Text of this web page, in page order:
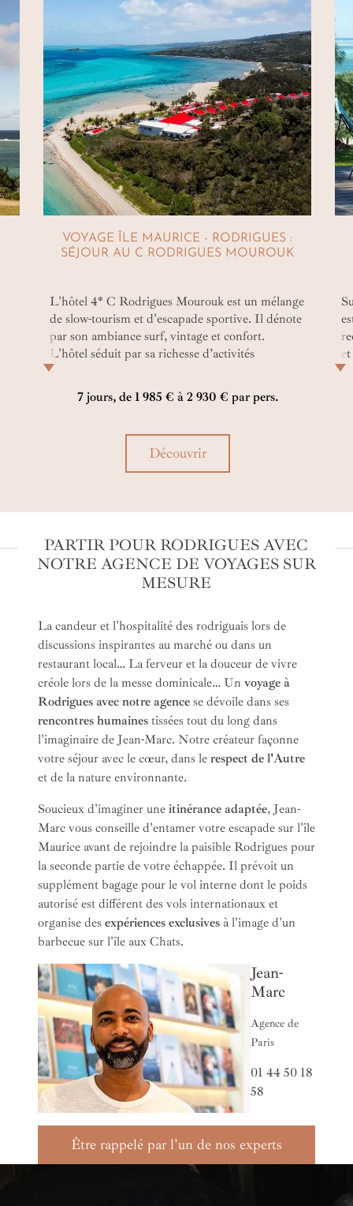
VOYAGE ÎLE MAURICE - RODRIGUES :
SÉJOUR AU C RODRIGUES MOUROUK
L'hôtel 4* C Rodrigues Mourouk est un mélange
de slow-tourism et d'escapade sportive. Il dénote
par son ambiance surf, vintage et confort.
L'hôtel séduit par sa richesse d’activités
nautiques et terrestres. Le kitesurf y est d'ailleurs
roi. L'établissement dispose d'un excellent spot,
mais également d'infrastructures adaptées à tous
l'adresse parfaite pour les passionnés de glisse et
les personnes en quête d'une immersion nature
et sportive dans un cadre à couper le souffle.
7 jours, de 1 985 € à 2 930 € par pers.
Découvrir
PARTIR POUR RODRIGUES AVEC
NOTRE AGENCE DE VOYAGES SUR
MESURE
La candeur et l'hospitalité des rodriguais lors de
discussions inspirantes au marché ou dans un
restaurant local… La ferveur et la douceur de vivre
créole lors de la messe dominicale… Un voyage à
Rodrigues avec notre agence se dévoile dans ses
rencontres humaines tissées tout du long dans
l'imaginaire de Jean-Marc. Notre créateur façonne
votre séjour avec le cœur, dans le respect de l'Autre
et de la nature environnante.
Soucieux d'imaginer une itinérance adaptée, Jean-
Marc vous conseille d'entamer votre escapade sur l'île
Maurice avant de rejoindre la paisible Rodrigues pour
la seconde partie de votre échappée. Il prévoit un
supplément bagage pour le vol interne dont le poids
autorisé est différent des vols internationaux et
organise des expériences exclusives à l'image d'un
barbecue sur l'île aux Chats.
Jean-
Marc
Agence de
Paris
01 44 50 18
58
Être rappelé par l'un de nos experts